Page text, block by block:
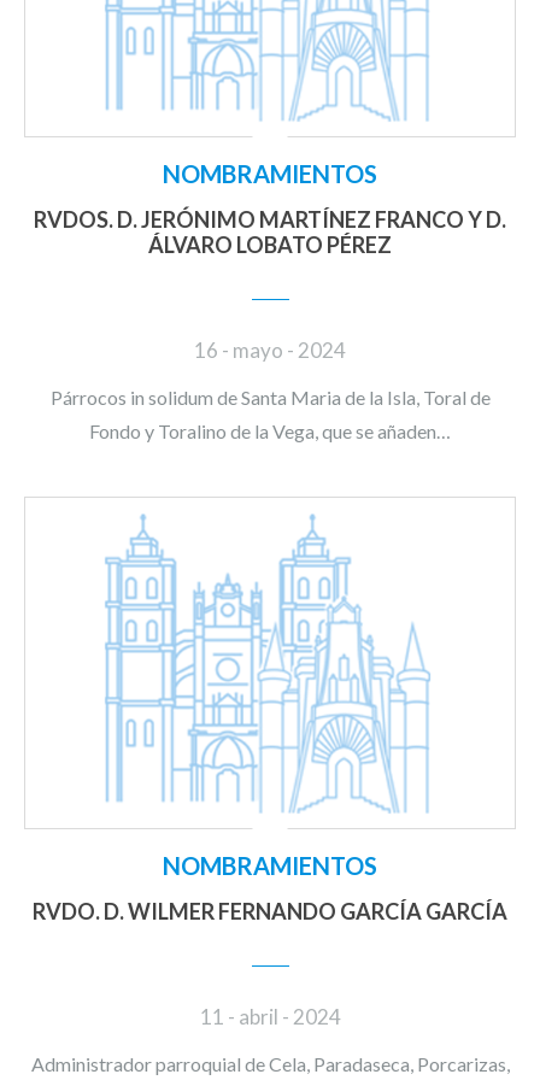
NOMBRAMIENTOS
RVDOS. D. JERÓNIMO MARTÍNEZ FRANCO Y D.
ÁLVARO LOBATO PÉREZ
16 - mayo - 2024
Párrocos in solidum de Santa Maria de la Isla, Toral de
Fondo y Toralino de la Vega, que se añaden…
NOMBRAMIENTOS
RVDO. D. WILMER FERNANDO GARCÍA GARCÍA
11 - abril - 2024
Administrador parroquial de Cela, Paradaseca, Porcarizas,